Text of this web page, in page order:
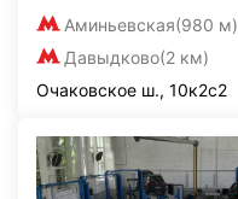
Аминьевская(980 м)
Давыдково(2 км)
Очаковское ш., 10к2с2